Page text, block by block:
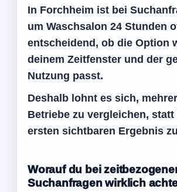
In Forchheim ist bei
um Waschsalon 24 Stunden
entscheidend, ob die Option
deinem Zeitfenster und der
Nutzung passt.
Deshalb lohnt es sich,
Betriebe zu vergleichen, statt
ersten sichtbaren Ergebnis
Worauf du bei
Suchanfragen wirklich